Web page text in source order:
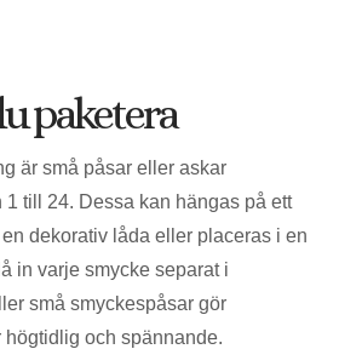
paketera
är små påsar eller askar
1 till 24. Dessa kan hängas på ett
dekorativ låda eller placeras i en
in varje smycke separat i
små smyckespåsar gör
och spännande.